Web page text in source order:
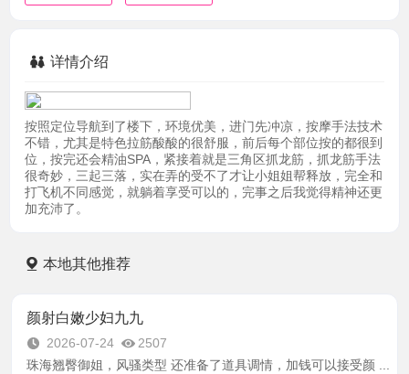
详情介绍
按照定位导航到了楼下，环境优美，进门先冲凉，按摩手法技术
不错，尤其是特色拉筋酸酸的很舒服，前后每个部位按的都很到
位，按完还会精油SPA，紧接着就是三角区抓龙筋，抓龙筋手法
很奇妙，三起三落，实在弄的受不了才让小姐姐帮释放，完全和
打飞机不同感觉，就躺着享受可以的，完事之后我觉得精神还更
加充沛了。
本地其他推荐
颜射白嫩少妇九九
2026-07-24
2507
珠海翘臀御姐，风骚类型 还准备了道具调情，加钱可以接受颜 ...